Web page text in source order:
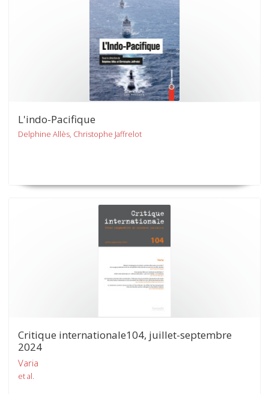
L'indo-Pacifique
Delphine Allès, Christophe Jaffrelot
Critique internationale104, juillet-septembre
2024
Varia
et al.